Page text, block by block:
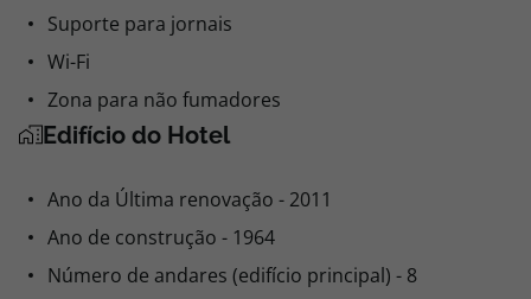
Suporte para jornais
Wi-Fi
Zona para não fumadores
Edifício do Hotel
Ano da Última renovação - 2011
Ano de construção - 1964
Número de andares (edifício principal) - 8